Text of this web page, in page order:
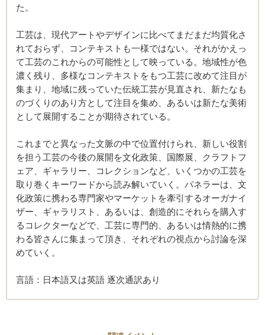
た。
工芸は、現代アートやデザインに比べてまだまだ均質化さ
れておらず、コンテキストも一様ではない。それがかえっ
て工芸のこれからの可能性として映っている。地域性が色
濃く残り、多様なコンテキストをもつ工芸に改めて注目が
集まり、地域に残っていた伝統工芸が見直され、新たなも
のづくりのあり方として注目を集め、あるいは新たな美術
として展開することが期待されている。
これまでと異なった文脈の中で位置付けられ、新しい役割
を担う工芸の今後の展開を文化政策、国際展、クラフトフ
ェア、ギャラリー、コレクションなど、いくつかの工芸を
取り巻くキーワードから読み解いていく。パネラーは、文
化政策に携わる専門家やマーケットを牽引するオーガナイ
ザー、ギャラリスト、あるいは、創造的にそれらを購入す
るコレクターなどで、工芸に専門的、あるいは情熱的に携
わる皆さんに集まって頂き、それぞれの視点から討論を深
めていく。
言語：日本語又は英語 逐次通訳あり